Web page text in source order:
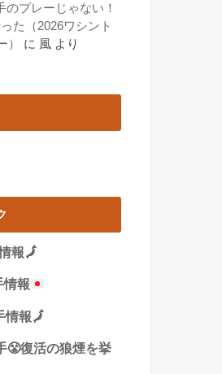
のプレーじゃない！
た（2026ワシント
）
に 風 より
報🗾
情報
情報🗾
😤復活の狼煙を挙